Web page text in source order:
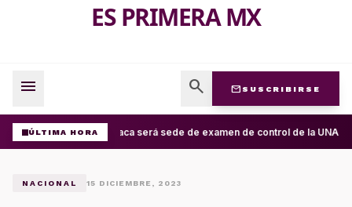
ES PRIMERA MX
menu search mail SUSCRIBIRSE
ÚLTIMA HORAOaxaca será sede de examen de control de la
NACIONAL 15 DICIEMBRE, 2023